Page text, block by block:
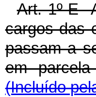
Art. 1º-E
cargos das
passam a
em
(Incluído